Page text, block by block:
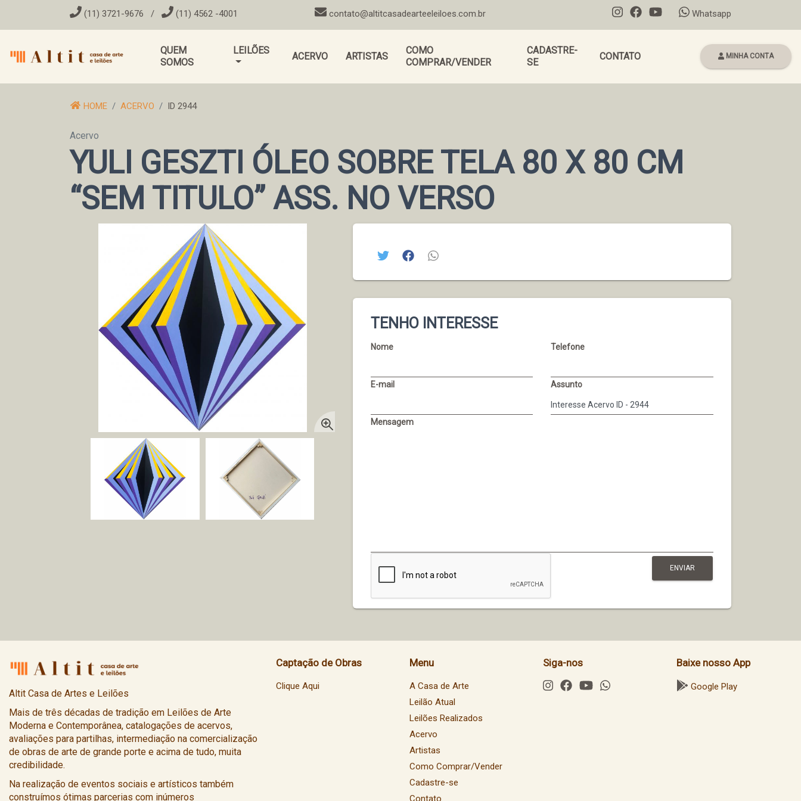
(11) 3721-9676 / (11) 4562 -4001 contato@altitcasadearteeleiloes.com.br Whatsapp
QUEM
SOMOS
LEILÕES
ACERVO ARTISTAS
COMO
COMPRAR/VENDER
CADASTRE-
SE
CONTATO MINHA CONTA
HOME ACERVO ID 2944
Acervo
YULI GESZTI ÓLEO SOBRE TELA 80 X 80 CM
“SEM TITULO” ASS. NO VERSO
TENHO INTERESSE
Nome Telefone
E-mail Assunto
Mensagem
Altit Casa de Artes e Leilões
Mais de três décadas de tradição em Leilões de Arte
Moderna e Contemporânea, catalogações de acervos,
avaliações para partilhas, intermediação na comercialização
de obras de arte de grande porte e acima de tudo, muita
credibilidade.
Na realização de eventos sociais e artísticos também
construímos ótimas parcerias com inúmeros
Captação de Obras
Clique Aqui
Menu
A Casa de Arte
Leilão Atual
Leilões Realizados
Acervo
Artistas
Como Comprar/Vender
Cadastre-se
Contato
Siga-nos Baixe nosso App
Google Play